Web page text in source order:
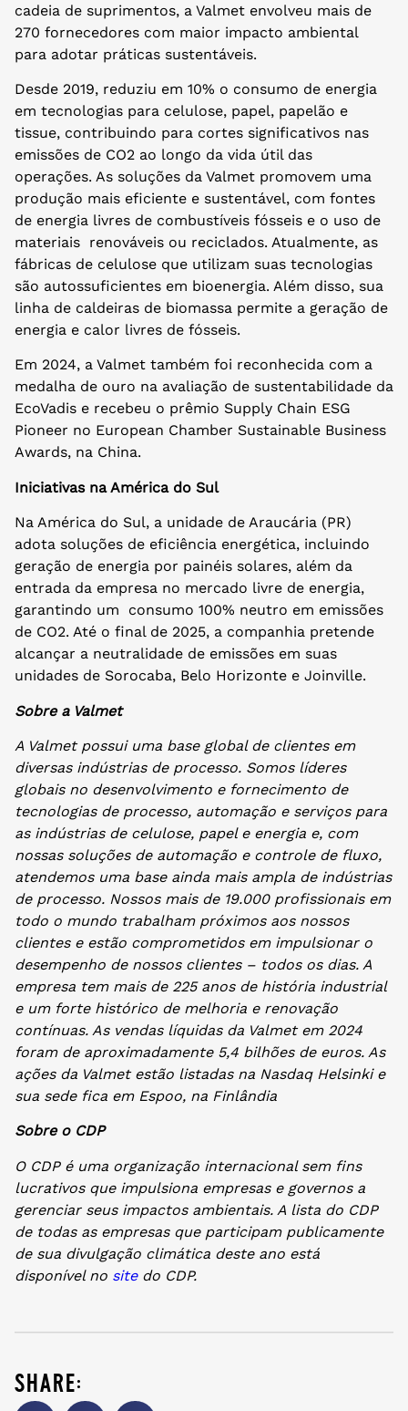
cadeia de suprimentos, a Valmet envolveu mais de
270 fornecedores com maior impacto ambiental
para adotar práticas sustentáveis.
Desde 2019, reduziu em 10% o consumo de energia
em tecnologias para celulose, papel, papelão e
tissue, contribuindo para cortes significativos nas
emissões de CO2 ao longo da vida útil das
operações. As soluções da Valmet promovem uma
produção mais eficiente e sustentável, com fontes
de energia livres de combustíveis fósseis e o uso de
materiais renováveis ou reciclados. Atualmente, as
fábricas de celulose que utilizam suas tecnologias
são autossuficientes em bioenergia. Além disso, sua
linha de caldeiras de biomassa permite a geração de
energia e calor livres de fósseis.
Em 2024, a Valmet também foi reconhecida com a
medalha de ouro na avaliação de sustentabilidade da
EcoVadis e recebeu o prêmio Supply Chain ESG
Pioneer no European Chamber Sustainable Business
Awards, na China.
Iniciativas na América do Sul
Na América do Sul, a unidade de Araucária (PR)
adota soluções de eficiência energética, incluindo
geração de energia por painéis solares, além da
entrada da empresa no mercado livre de energia,
garantindo um consumo 100% neutro em emissões
de CO2. Até o final de 2025, a companhia pretende
alcançar a neutralidade de emissões em suas
unidades de Sorocaba, Belo Horizonte e Joinville.
Sobre a Valmet
A Valmet possui uma base global de clientes em
diversas indústrias de processo. Somos líderes
globais no desenvolvimento e fornecimento de
tecnologias de processo, automação e serviços para
as indústrias de celulose, papel e energia e, com
nossas soluções de automação e controle de fluxo,
atendemos uma base ainda mais ampla de indústrias
de processo. Nossos mais de 19.000 profissionais em
todo o mundo trabalham próximos aos nossos
clientes e estão comprometidos em impulsionar o
desempenho de nossos clientes – todos os dias. A
empresa tem mais de 225 anos de história industrial
e um forte histórico de melhoria e renovação
contínuas. As vendas líquidas da Valmet em 2024
foram de aproximadamente 5,4 bilhões de euros. As
ações da Valmet estão listadas na Nasdaq Helsinki e
sua sede fica em Espoo, na Finlândia
Sobre o CDP
O CDP é uma organização internacional sem fins
lucrativos que impulsiona empresas e governos a
gerenciar seus impactos ambientais. A lista do CDP
de todas as empresas que participam publicamente
de sua divulgação climática deste ano está
disponível no sitedo CDP.
share: